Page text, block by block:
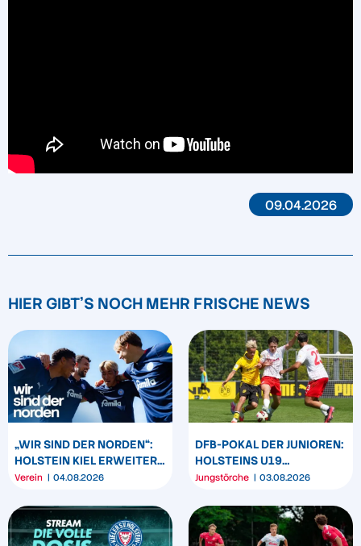
09.04.2026
HIER GIBT'S NOCH MEHR FRISCHE NEWS
„WIR SIND DER NORDEN“:
HOLSTEIN KIEL ERWEITERT
SEIN MARKENBILD
Verein 04.08.2026
DFB-POKAL DER JUNIOREN:
HOLSTEINS U19
TRIUMPHIERT IN
Jungstörche 03.08.2026